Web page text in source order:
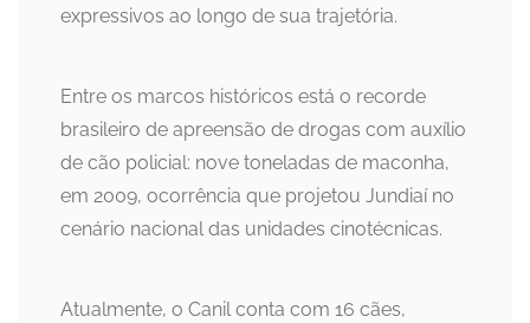
expressivos ao longo de sua trajetória.
Entre os marcos históricos está o recorde
brasileiro de apreensão de drogas com auxílio
de cão policial: nove toneladas de maconha,
em 2009, ocorrência que projetou Jundiaí no
cenário nacional das unidades cinotécnicas.
Atualmente, o Canil conta com 16 cães,